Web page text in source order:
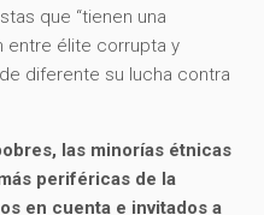
que “tienen una
entre élite corrupta y
diferente su lucha contra
las minorías étnicas
periféricas de la
en cuenta e invitados a